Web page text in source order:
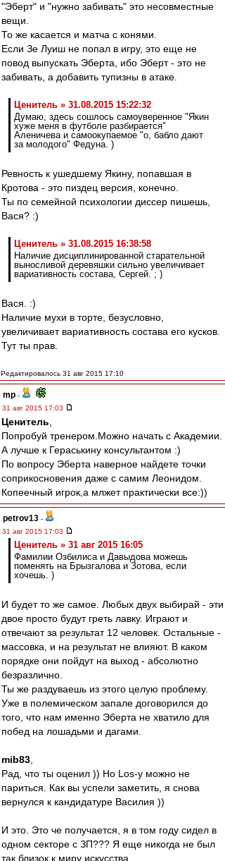
"Эберт" и "нужно забивать" это несовместные
вещи.
То же касается и матча с конями.
Если Зе Луиш не попал в игру, это еще не
повод выпускать Эберта, ибо Эберт - это не
забивать, а добавить тупизны в атаке.
Ценитель » 31.08.2015 15:22:32
Думаю, здесь сошлось самоуверенное "Якин
хуже меня в футболе разбирается"
Аленичева и самоокупаемое "о, бабло дают
за молодого" Федуна. )
Ревность к ушедшему Якину, попавшая в
Кротова - это пиздец версия, конечно.
Ты по семейной психологии диссер пишешь,
Вася? :)
Ценитель » 31.08.2015 16:38:58
Наличие дисциплинированной старательной
выносливой деревяшки сильно увеличивает
вариативность состава, Сергей. ; )
Вася. :)
Наличие мухи в торте, безусловно,
увеличивает вариативность состава его кусков.
Тут ты прав.
Редактировалось 31 авг 2015 17:10
mp -
31 авг 2015 17:03
Ценитель
Попробуй тренером.Можно начать с Академии.
А лучше к Гераськину консультантом :)
По вопросу Эберта наверное найдете точки
соприкосновения даже с самим Леонидом.
Копеечный игрок,а млжет практически все:))
petrov13 -
31 авг 2015 17:03
Ценитель » 31 авг 2015 16:05
Фамилии Озбилиса и Давыдова можешь
поменять на Брызгалова и Зотова, если
хочешь. )
И будет то же самое. Любых двух выбирай - эти
двое просто будут греть лавку. Играют и
отвечают за результат 12 человек. Остальные -
массовка, и на результат не влияют. В каком
порядке они пойдут на выход - абсолютно
безразлично.
Ты же раздуваешь из этого целую проблему.
Уже в полемическом запале договорился до
того, что нам именно Эберта не хватило для
побед на лошадьми и дагами.
mib83
Рад, что ты оценил )) Но Los-у можно не
париться. Как вы успели заметить, я снова
вернулся к кандидатуре Василия ))
И это. Это че получается, я в том году сидел в
одном секторе с ЗП??? Я еще никогда не был
так близок к миру искусства...